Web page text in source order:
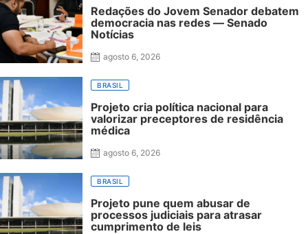
Redações do Jovem Senador debatem
democracia nas redes — Senado
Notícias
agosto 6, 2026
BRASIL
Projeto cria política nacional para
valorizar preceptores de residência
médica
agosto 6, 2026
BRASIL
Projeto pune quem abusar de
processos judiciais para atrasar
cumprimento de leis